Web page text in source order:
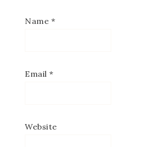
Name *
Email *
Website